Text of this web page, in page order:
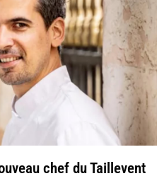
chef du Taillevent